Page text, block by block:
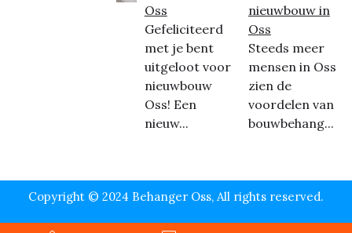
Oss
Gefeliciteerd
met je bent
uitgeloot voor
nieuwbouw
Oss! Een
nieuw...
nieuwbouw in
Oss
Steeds meer
mensen in Oss
zien de
voordelen van
bouwbehang...
Copyright © 2024 Behanger Oss, All rights reserved.